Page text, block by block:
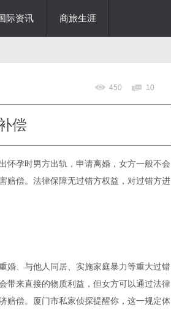
际资讯 商旅生涯
450 10
偿
怀孕时男方出轨，申请离婚，女方一般不会
赔偿。法律保障无过错方权益，对过错方进
婚、与他人同居、实施家庭暴力等重大过错
带来直接的物质利益，但女方可以通过法律
赔偿。厦门市私家侦探提醒你，这一规定体